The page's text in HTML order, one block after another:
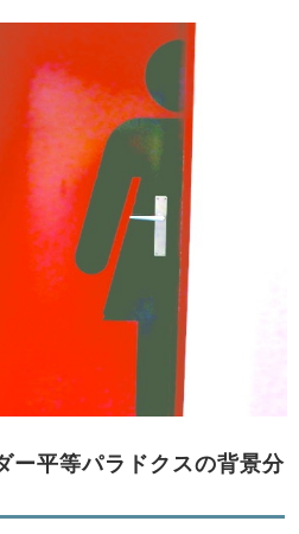
ー平等パラドクスの背景分